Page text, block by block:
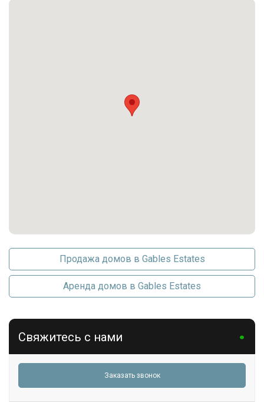
Annually
Продажа домов в Gables Estates
Аренда домов в Gables Estates
Свяжитесь с нами
Заказать звонок